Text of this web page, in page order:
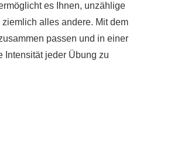
es Ihnen, unzählige
alles andere. Mit dem
passen und in einer
Intensität jeder Übung zu